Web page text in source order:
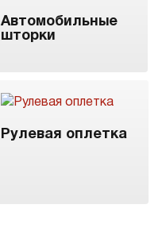
Автомобильные
шторки
Рулевая оплетка